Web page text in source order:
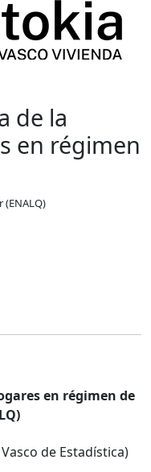
de la
en régimen
(ENALQ)
en régimen de
de Estadística)